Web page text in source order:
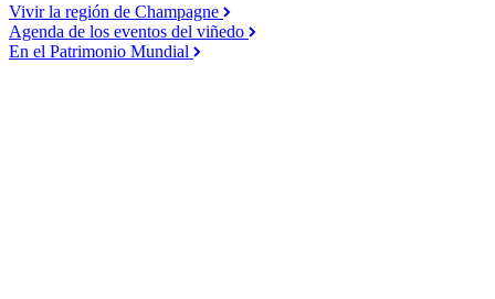
Vivir la región de Champagne
Agenda de los eventos del viñedo
En el Patrimonio Mundial